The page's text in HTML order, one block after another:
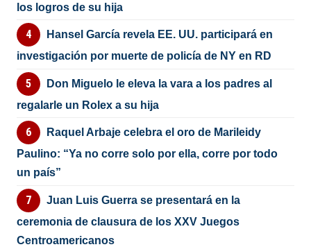
los logros de su hija
Hansel García revela EE. UU. participará en
investigación por muerte de policía de NY en RD
Don Miguelo le eleva la vara a los padres al
regalarle un Rolex a su hija
Raquel Arbaje celebra el oro de Marileidy
Paulino: “Ya no corre solo por ella, corre por todo
un país”
Juan Luis Guerra se presentará en la
ceremonia de clausura de los XXV Juegos
Centroamericanos